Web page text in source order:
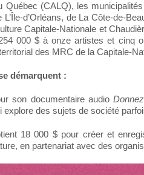
(CALQ), les
d’Orléans, de La Côte-de-
Capitale-Nationale et
000 $ à onze artistes et cinq
des MRC de la Capitale-
démarquent :
son documentaire audio
explore des sujets de société
18 000 $ pour créer et
en partenariat avec des